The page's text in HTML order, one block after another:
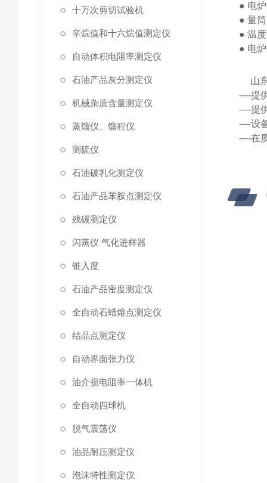
十万次剪切试验机
辛烷值和十六烷值测定仪
自动体积电阻率测定仪
石油产品灰分测定仪
机械杂质含量测定仪
蒸馏仪、馏程仪
测硫仪
石油破乳化测定仪
石油产品苯胺点测定仪
残碳测定仪
闪蒸仪 气化进样器
锥入度
石油产品密度测定仪
全自动石蜡熔点测定仪
结晶点测定仪
自动界面张力仪
油介损电阻率一体机
全自动四球机
脱气震荡仪
油品耐压测定仪
泡沫特性测定仪
● 电
● 量
● 温
● 电
山
----提
----提
----设
----在